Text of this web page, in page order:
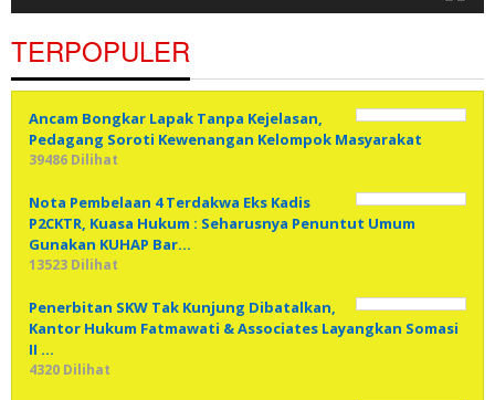
TERPOPULER
Ancam Bongkar Lapak Tanpa Kejelasan,
Pedagang Soroti Kewenangan Kelompok Masyarakat
39486 Dilihat
Nota Pembelaan 4 Terdakwa Eks Kadis
P2CKTR, Kuasa Hukum : Seharusnya Penuntut Umum
Gunakan KUHAP Bar…
13523 Dilihat
Penerbitan SKW Tak Kunjung Dibatalkan,
Kantor Hukum Fatmawati & Associates Layangkan Somasi
II …
4320 Dilihat